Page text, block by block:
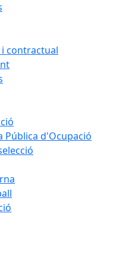
contractual
Pública d'Ocupació